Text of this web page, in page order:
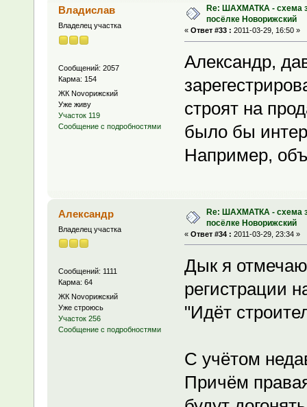
Владислав
Владелец участка
Сообщений: 2057
Карма: 154
ЖК Novoрижский
Уже живу
Участок 119
Сообщение с подробностями
Re: ШАХМАТКА - схема
посёлке Новорижский
« Ответ #33 : 2011-03-29, 16:50 »
Александр,
строят на
было бы
Например,
Александр
Владелец участка
Сообщений: 1111
Карма: 64
ЖК Novoрижский
Уже строюсь
Участок 256
Сообщение с подробностями
Re: ШАХМАТКА - схема
посёлке Новорижский
« Ответ #34 : 2011-03-29, 23:34 »
Дык я
регистрации
"Идёт
С учётом
Причём